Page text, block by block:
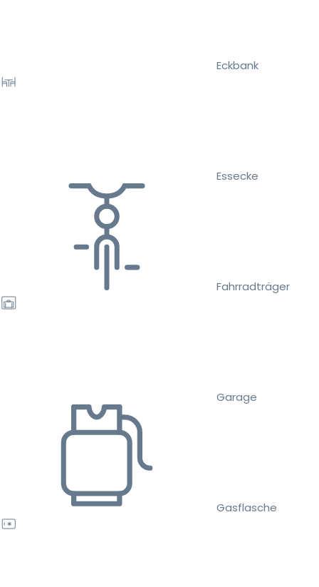
Eckbank
Essecke
Fahrradträger
Garage
Gasflasche